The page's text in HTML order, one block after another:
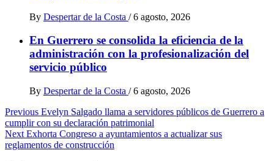
By Despertar de la Costa / 6 agosto, 2026
En Guerrero se consolida la eficiencia de la
administración con la profesionalización del
servicio público
By Despertar de la Costa / 6 agosto, 2026
Post
navigation
Previous Evelyn Salgado llama a servidores públicos de Guerrero a
cumplir con su declaración patrimonial
Next Exhorta Congreso a ayuntamientos a actualizar sus
reglamentos de construcción